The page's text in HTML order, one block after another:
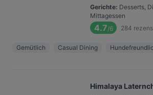
Gerichte: Desserts,
Mittagessen
4.7/6 284
Gemütlich Casual Dining
Himalaya